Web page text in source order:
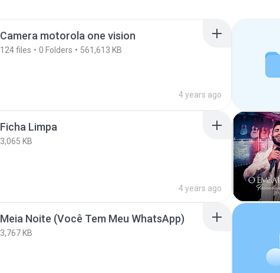
Camera motorola one vision
124files 0 Folders 561,613 KB
4 years ago
Ficha Limpa
3,065 KB
4 years ago
Meia Noite (Você Tem Meu WhatsApp)
3,767 KB